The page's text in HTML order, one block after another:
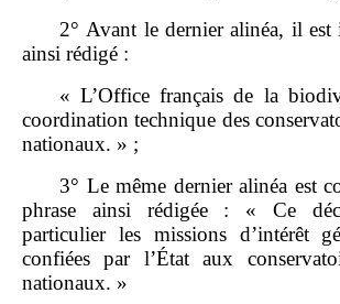
2° Avant le dernier alinéa, il est
ainsi rédigé :
« L’Office français de la
coordination technique des
nationaux. » ;
3° Le même dernier alinéa est
phrase ainsi rédigée : « Ce
particulier les missions d’intérêt
confiées par l’État aux
nationaux. »